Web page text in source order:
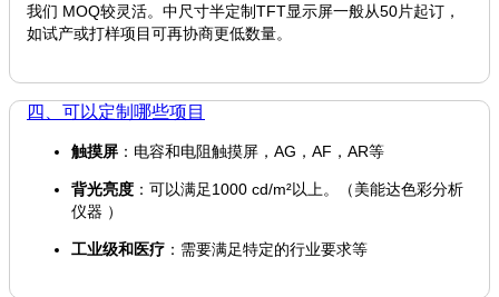
我们 MOQ较灵活。中尺寸半定制TFT显示屏一般从50片起订，
如试产或打样项目可再协商更低数量。
四、可以定制哪些项目
触摸屏 ：电容和电阻触摸屏，AG，AF，AR等
背光亮度 ：可以满足1000 cd/m²以上。（美能达色彩分析
仪器 ）
工业级和医疗 ：需要满足特定的行业要求等